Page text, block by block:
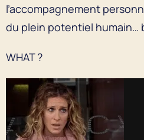
l’accompagnement
du plein potentiel humain…
WHAT ?